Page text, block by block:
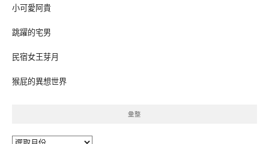
小可愛阿貴
跳躍的宅男
民宿女王芽月
猴屁的異想世界
彙整
彙